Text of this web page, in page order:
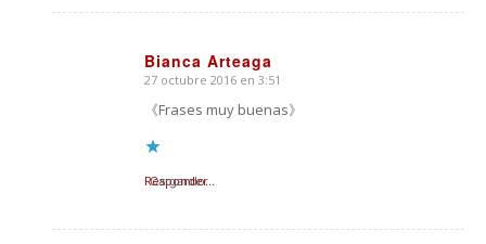
Bianca Arteaga
Dice:
27 octubre 2016 en 3:51
《Frases muy buenas》
Cargando...
Responder